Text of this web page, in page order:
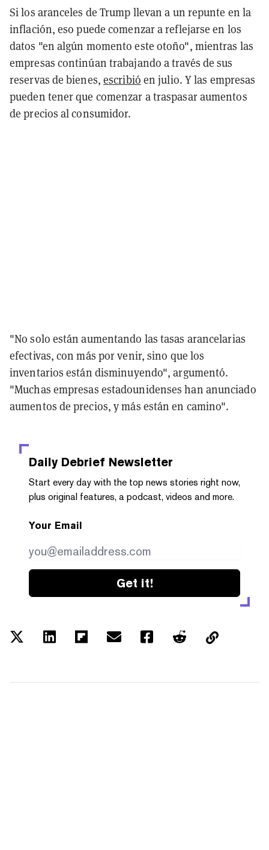
Si los aranceles de Trump llevan a un repunte en la
inflación, eso puede comenzar a reflejarse en los
datos "en algún momento este otoño", mientras las
empresas continúan trabajando a través de sus
reservas de bienes,escribió en julio. Y las empresas
pueden tener que comenzar a traspasar aumentos
de precios al consumidor.
"No solo están aumentando las tasas arancelarias
efectivas, con más por venir, sino que los
inventarios están disminuyendo", argumentó.
"Muchas empresas estadounidenses han anunciado
aumentos de precios, y más están en camino".
Daily Debrief Newsletter
Start every day with the top news stories right now,
plus original features, a podcast, videos and more.
Your Email
Get it!